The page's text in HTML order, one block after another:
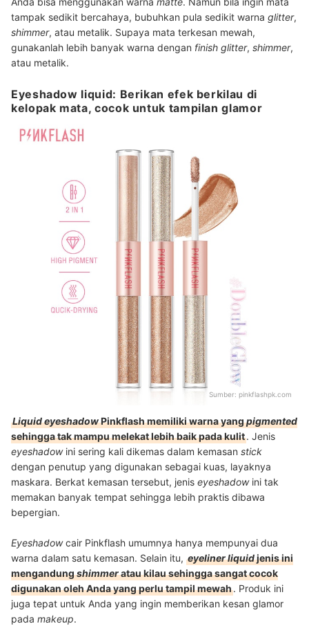
tampak sedikit bercahaya, bubuhkan pula sedikit warna glitter,
shimmer, atau metalik. Supaya mata terkesan mewah,
gunakanlah lebih banyak warna dengan finish glitter, shimmer,
atau metalik.
Eyeshadow liquid: Berikan efek berkilau di
kelopak mata, cocok untuk tampilan glamor
Sumber: pinkflashpk.com
Liquid eyeshadowPinkflash memiliki warna yangpigmented
sehingga tak mampu melekat lebih baik pada kulit. Jenis
eyeshadow ini sering kali dikemas dalam kemasan stick
dengan penutup yang digunakan sebagai kuas, layaknya
maskara. Berkat kemasan tersebut, jenis eyeshadow ini tak
memakan banyak tempat sehingga lebih praktis dibawa
bepergian.
Eyeshadowcair Pinkflash umumnya hanya mempunyai dua
warna dalam satu kemasan. Selain itu, eyeliner liquidjenis ini
mengandungshimmeratau kilau sehingga sangat cocok
digunakan oleh Anda yang perlu tampil mewah. Produk ini
juga tepat untuk Anda yang ingin memberikan kesan glamor
pada makeup.